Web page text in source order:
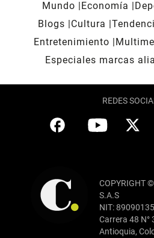
Mundo Economía
Blogs
Cultura
Entretenimiento
Especiales marcas
REDES
COPYRIGHT
S.A.S
NIT:
Carrera 48 N°
Antioquia,